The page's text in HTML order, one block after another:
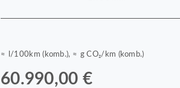
≈ l/100km (komb.), ≈ g CO₂/km (komb.)
60.990,00 €